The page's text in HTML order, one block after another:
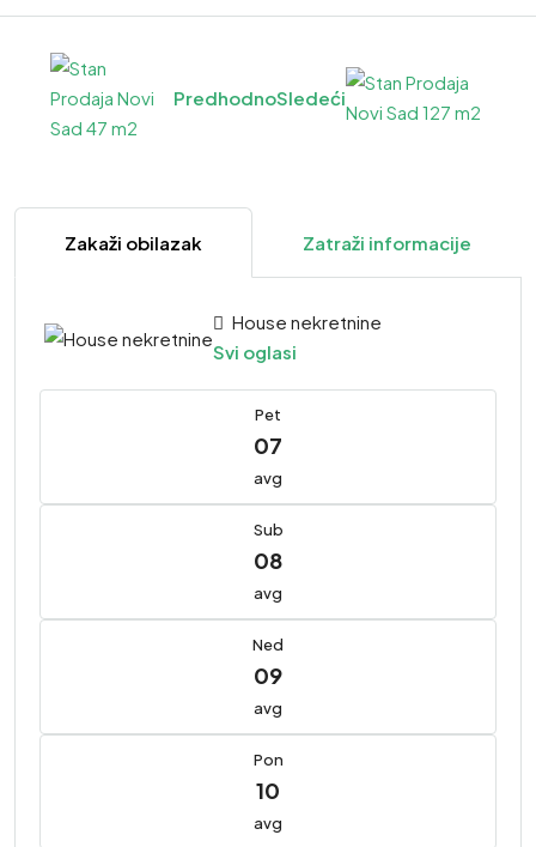
PredhodnoSledeći
Zakaži obilazak Zatraži informacije
House nekretnine
Svi oglasi
Pet
07
avg
Sub
08
avg
Ned
09
avg
Pon
10
avg